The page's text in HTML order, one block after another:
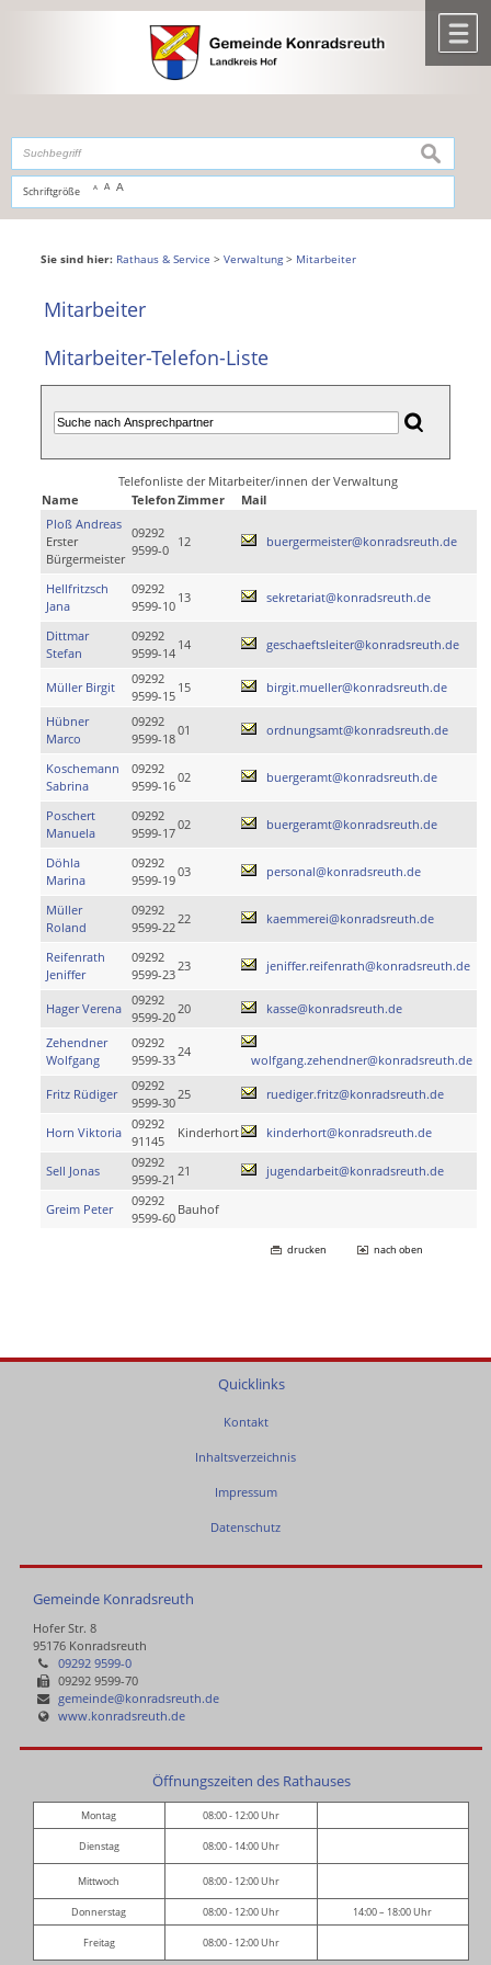
,zur Navigationoderzur Startseitespringen.
Schriftgröße A A A
suchen
Sie sind hier: Rathaus & Service > Verwaltung> Mitarbeiter
Mitarbeiter
Mitarbeiter-Telefon-Liste
Telefonliste der Mitarbeiter/innen der Verwaltung
Name
TelefonZimmer
Mail
Ploß Andreas
Erster
Bürgermeister
09292
9599-0
12 buergermeister@konradsreuth.de
Hellfritzsch
Jana
09292
9599-10
13 sekretariat@konradsreuth.de
Dittmar
Stefan
09292
9599-14
14 geschaeftsleiter@konradsreuth.de
Müller Birgit
09292
9599-15
15 birgit.mueller@konradsreuth.de
Hübner
Marco
09292
9599-18
01 ordnungsamt@konradsreuth.de
Koschemann
Sabrina
09292
9599-16
02 buergeramt@konradsreuth.de
Poschert
Manuela
09292
9599-17
02 buergeramt@konradsreuth.de
Döhla
Marina
09292
9599-19
03 personal@konradsreuth.de
Müller
Roland
09292
9599-22
22 kaemmerei@konradsreuth.de
Reifenrath
Jeniffer
09292
9599-23
23 jeniffer.reifenrath@konradsreuth.de
Hager Verena
09292
9599-20
20 kasse@konradsreuth.de
Zehendner
Wolfgang
09292
9599-33
24
wolfgang.zehendner@konradsreuth.de
Fritz Rüdiger
09292
9599-30
25 ruediger.fritz@konradsreuth.de
Horn Viktoria
09292
91145
Kinderhort kinderhort@konradsreuth.de
Sell Jonas
09292
9599-21
21 jugendarbeit@konradsreuth.de
Greim Peter
09292
9599-60
Bauhof
drucken nach oben
Quicklinks
Kontakt
Inhaltsverzeichnis
Impressum
Datenschutz
Gemeinde Konradsreuth
Hofer Str. 8
95176 Konradsreuth
09292 9599-0
09292 9599-70
gemeinde@konradsreuth.de
www.konradsreuth.de
Öffnungszeiten des Rathauses
Montag 08:00 - 12:00 Uhr
Dienstag 08:00 - 14:00 Uhr
Mittwoch 08:00 - 12:00 Uhr
Donnerstag 08:00 - 12:00 Uhr 14:00 – 18:00 Uhr
Freitag 08:00 - 12:00 Uhr